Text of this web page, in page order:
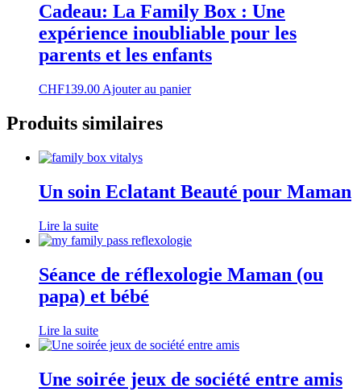
Cadeau: La Family Box : Une
expérience inoubliable pour les
parents et les enfants
CHF139.00 Ajouter au panier
Produits similaires
Un soin Eclatant Beauté pour Maman
Lire la suite
Séance de réflexologie Maman (ou
papa) et bébé
Lire la suite
Une soirée jeux de société entre amis